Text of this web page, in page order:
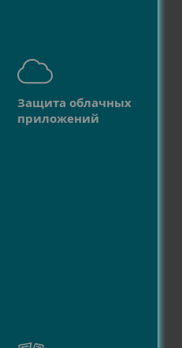
Защита облачных
приложений